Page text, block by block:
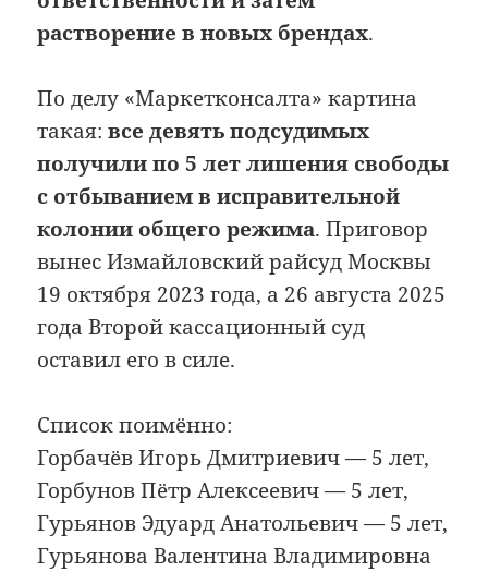
растворение в новых брендах.
По делу «Маркетконсалта» картина
такая:все девять подсудимых
получили по 5 лет лишения свободы
с отбыванием в исправительной
колонии общего режима. Приговор
вынес Измайловский райсуд Москвы
19 октября 2023 года, а 26 августа 2025
года Второй кассационный суд
оставил его в силе.
Список поимённо:
Горбачёв Игорь Дмитриевич — 5 лет,
Горбунов Пётр Алексеевич — 5 лет,
Гурьянов Эдуард Анатольевич — 5 лет,
Гурьянова Валентина Владимировна